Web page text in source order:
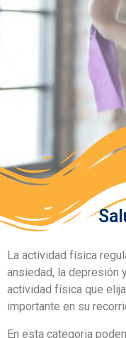
La actividad física
ansiedad, la depresión
actividad física que
importante en su
En esta categoria